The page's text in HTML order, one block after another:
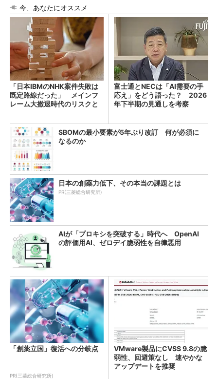
今、あなたにオススメ
「日本IBMのNHK案件失敗は
既定路線だった」 メインフ
レーム大撤退時代のリスクと
富士通とNECは「AI需要の手
応え」をどう語った？ 2026
年下半期の見通しを考察
SBOMの最小要素が5年ぶり改訂 何が必須に
なるのか
日本の創薬力低下、その本当の課題とは
PR(三菱総合研究所)
AIが「プロキシを突破する」時代へ OpenAI
の評価用AI、ゼロデイ脆弱性を自律悪用
「創薬立国」復活への分岐点
PR(三菱総合研究所)
VMware製品にCVSS 9.8の脆
弱性、回避策なし 速やかな
アップデートを推奨